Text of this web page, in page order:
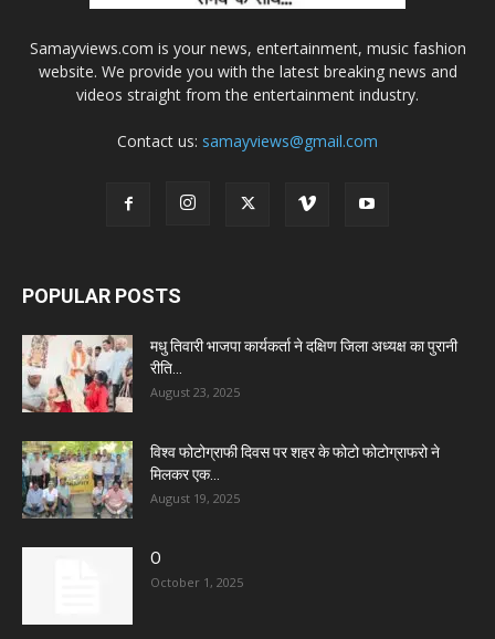
Samayviews.com is your news, entertainment, music fashion
website. We provide you with the latest breaking news and
videos straight from the entertainment industry.
Contact us: samayviews@gmail.com
POPULAR POSTS
मधु तिवारी भाजपा कार्यकर्ता ने दक्षिण जिला अध्यक्ष का पुरानी
रीति...
August 23, 2025
विश्व फोटोग्राफी दिवस पर शहर के फोटो फोटोग्राफरो ने
मिलकर एक...
August 19, 2025
O
October 1, 2025